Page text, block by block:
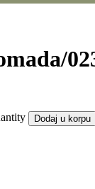
Dodaj u korpu